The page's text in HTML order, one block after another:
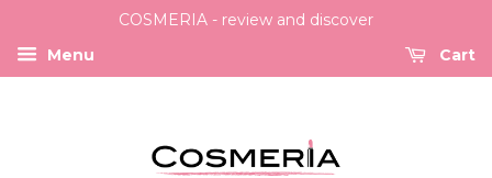
COSMERIA - review and discover
Menu
Cart